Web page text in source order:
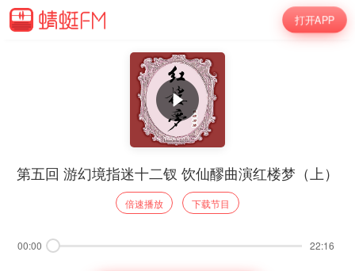
打开APP
第五回 游幻境指迷十二钗 饮仙醪曲演红楼梦（上）
倍速播放 下载节目
00:00 22:16